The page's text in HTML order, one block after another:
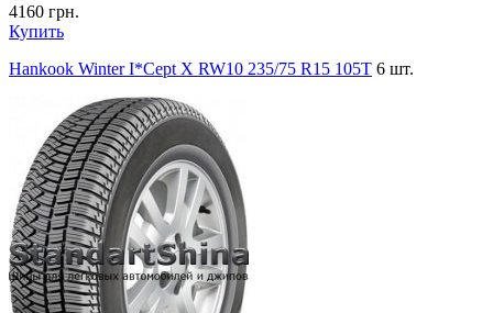
4160 грн.
Купить
Hankook Winter I*Cept X RW10 235/75 R15 105T 6 шт.